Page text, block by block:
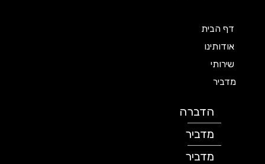
דף הבית
אודותינו
שירותי
מדביר
הדברה
מדביר
מדביר